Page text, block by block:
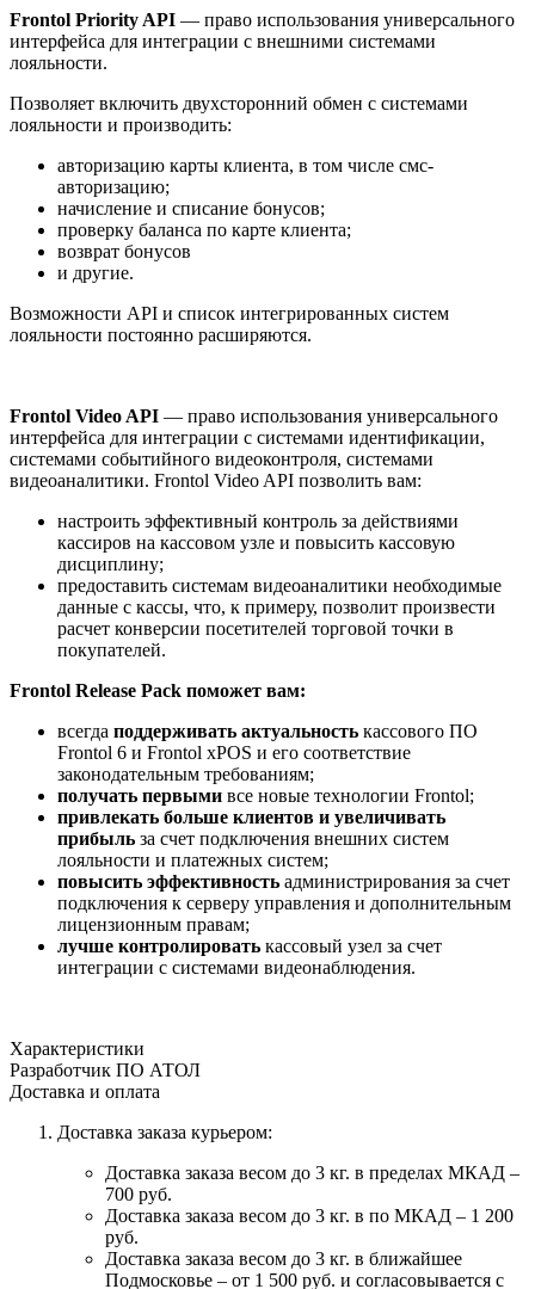
Frontol Priority API — право использования универсального
интерфейса для интеграции с внешними системами
лояльности.
Позволяет включить двухсторонний обмен с системами
лояльности и производить:
авторизацию карты клиента, в том числе смс-
авторизацию;
начисление и списание бонусов;
проверку баланса по карте клиента;
возврат бонусов
и другие.
Возможности API и список интегрированных систем
лояльности постоянно расширяются.
Frontol Video API — право использования универсального
интерфейса для интеграции с системами идентификации,
системами событийного видеоконтроля, системами
видеоаналитики. Frontol Video API позволить вам:
настроить эффективный контроль за действиями
кассиров на кассовом узле и повысить кассовую
дисциплину;
предоставить системам видеоаналитики необходимые
данные с кассы, что, к примеру, позволит произвести
расчет конверсии посетителей торговой точки в
покупателей.
Frontol Release Pack поможет вам:
всегда поддерживать актуальность кассового ПО
Frontol 6 и Frontol xPOS и его соответствие
законодательным требованиям;
получать первыми все новые технологии Frontol;
привлекать больше клиентов и увеличивать
прибыль за счет подключения внешних систем
лояльности и платежных систем;
повысить эффективность администрирования за счет
подключения к серверу управления и дополнительным
лицензионным правам;
лучше контролировать кассовый узел за счет
интеграции с системами видеонаблюдения.
Характеристики
Разработчик ПО АТОЛ
Доставка и оплата
Доставка заказа курьером:
Доставка заказа весом до 3 кг. в пределах МКАД –
700 руб.
Доставка заказа весом до 3 кг. в по МКАД – 1 200
руб.
Доставка заказа весом до 3 кг. в ближайшее
Подмосковье – от 1 500 руб. и согласовывается с